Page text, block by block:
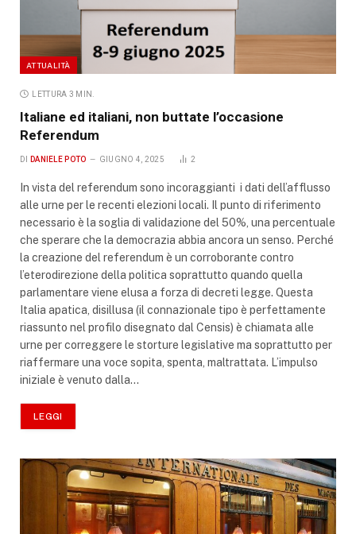
ATTUALITÀ
LETTURA 3 MIN.
Italiane ed italiani, non buttate l’occasione
Referendum
DI DANIELE POTO GIUGNO 4, 2025 2
In vista del referendum sono incoraggianti i dati dell’afflusso
alle urne per le recenti elezioni locali. Il punto di riferimento
necessario è la soglia di validazione del 50%, una percentuale
che sperare che la democrazia abbia ancora un senso. Perché
la creazione del referendum è un corroborante contro
l’eterodirezione della politica soprattutto quando quella
parlamentare viene elusa a forza di decreti legge. Questa
Italia apatica, disillusa (il connazionale tipo è perfettamente
riassunto nel profilo disegnato dal Censis) è chiamata alle
urne per correggere le storture legislative ma soprattutto per
riaffermare una voce sopita, spenta, maltrattata. L’impulso
iniziale è venuto dalla…
LEGGI